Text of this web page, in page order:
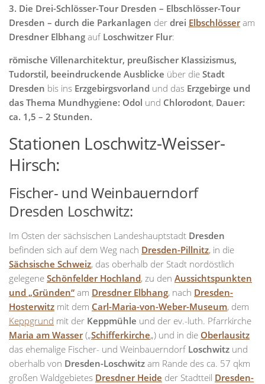
3. Die Drei-Schlösser-Tour Dresden – Elbschlösser-Tour
Dresden – durch die Parkanlagen der drei Elbschlösser am
Dresdner Elbhang auf Loschwitzer Flur:
römische Villenarchitektur, preußischer Klassizismus,
Tudorstil, beeindruckende Ausblicke über die Stadt
Dresden bis ins Erzgebirgsvorland und das Erzgebirge und
das Thema Mundhygiene: Odol und Chlorodont, Dauer:
ca. 1,5 – 2 Stunden.
Stationen Loschwitz-Weisser-
Hirsch:
Fischer- und Weinbauerndorf
Dresden Loschwitz:
Im Osten der sächsischen Landeshauptstadt Dresden
befinden sich auf dem Weg nach Dresden-Pillnitz, in die
Sächsische Schweiz, das oberhalb der Stadt nordöstlich
gelegene Schönfelder Hochland, zu den Aussichtspunkten
und „Gründen“ am Dresdner Elbhang, nach Dresden-
Hosterwitz mit dem Carl-Maria-von-Weber-Museum, dem
Keppgrund mit der Keppmühle und der ev.-luth. Pfarrkirche
Maria am Wasser(„Schifferkirche„) und in die Oberlausitz
das ehemalige Fischer- und Weinbauerndorf Loschwitz und
oberhalb von Dresden-Loschwitz am Rande des ca. 57 qkm
großen Waldgebietes Dresdner Heide der Stadtteil Dresden-